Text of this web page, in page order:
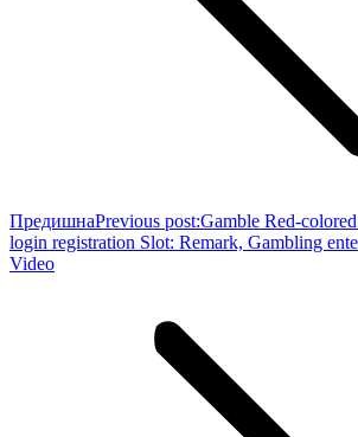
ПредишнаPrevious post:Gamble Red-
login registration Slot: Remark, Gambling
Video